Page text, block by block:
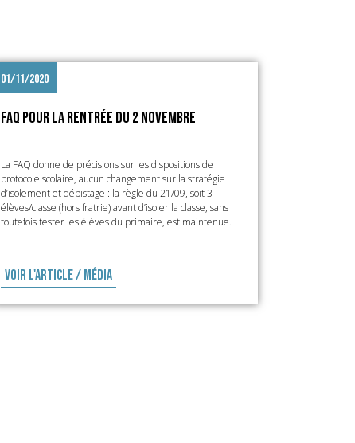
01/11/2020
FAQ pour la rentrée du 2 novembre
La FAQ donne de précisions sur les dispositions de
protocole scolaire, aucun changement sur la stratégie
d’isolement et dépistage : la règle du 21/09, soit 3
élèves/classe (hors fratrie) avant d’isoler la classe, sans
toutefois tester les élèves du primaire, est maintenue.
Voir l'article / média